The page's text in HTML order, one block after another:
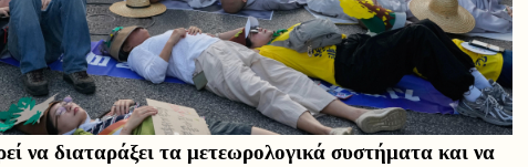
να διαταράξει τα μετεωρολογικά συστήματα και να